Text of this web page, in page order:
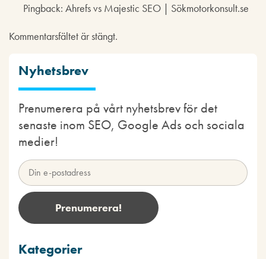
Pingback: Ahrefs vs Majestic SEO | Sökmotorkonsult.se
Kommentarsfältet är stängt.
Nyhetsbrev
Prenumerera på vårt nyhetsbrev för det
senaste inom SEO, Google Ads och sociala
medier!
Kategorier